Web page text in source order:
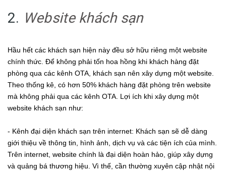
2. Website khách sạn
Hầu hết các khách sạn hiện này đều sở hữu riêng một website
chính thức. Để không phải tốn hoa hồng khi khách hàng đặt
phòng qua các kênh OTA, khách sạn nên xây dựng một website.
Theo thống kê, có hơn 50% khách hàng đặt phòng trên website
mà không phải qua các kênh OTA. Lợi ích khi xây dựng một
website khách sạn như:
- Kênh đại diện khách sạn trên internet: Khách sạn sẽ dễ dàng
giới thiệu về thông tin, hình ảnh, dịch vụ và các tiện ích của mình.
Trên internet, website chính là đại diện hoàn hảo, giúp xây dựng
và quảng bá thương hiệu. Vì thế, cần thường xuyên cập nhật nội